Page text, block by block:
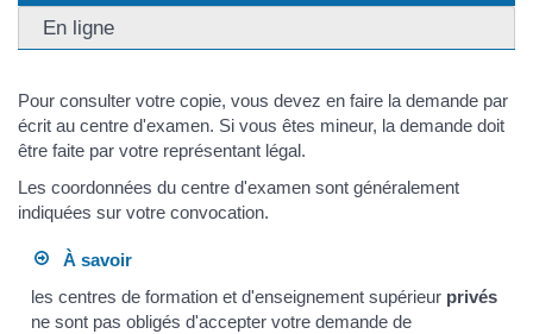
En ligne
Pour consulter votre copie, vous devez en faire la demande par
écrit au centre d'examen. Si vous êtes mineur, la demande doit
être faite par votre représentant légal.
Les coordonnées du centre d'examen sont généralement
indiquées sur votre convocation.
À savoir
les centres de formation et d'enseignement supérieur privés
ne sont pas obligés d'accepter votre demande de